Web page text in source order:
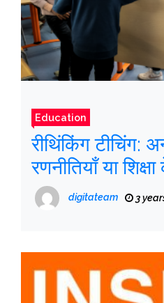
Education
रीथिंकिंग टीचिंग:
रणनीतियाँ या
का दूसरा तरीका
digitateam 3